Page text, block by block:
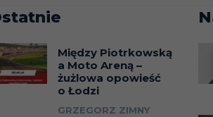
Między Piotrkowską
a Moto Areną –
żużlowa opowieść
o Łodzi
GRZEGORZ ZIMNY